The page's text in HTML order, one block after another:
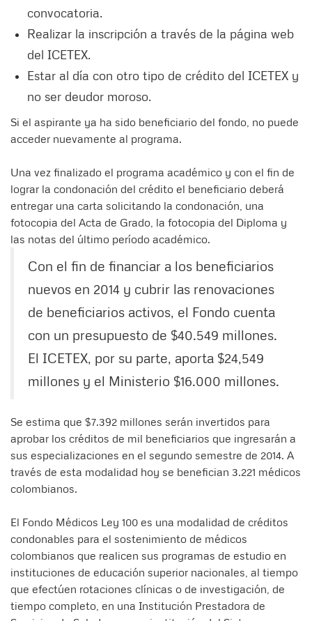
convocatoria.
Realizar la inscripción a través de la página web
del ICETEX.
Estar al día con otro tipo de crédito del ICETEX y
no ser deudor moroso.
Si el aspirante ya ha sido beneficiario del fondo, no puede
acceder nuevamente al programa.
Una vez finalizado el programa académico y con el fin de
lograr la condonación del crédito el beneficiario deberá
entregar una carta solicitando la condonación, una
fotocopia del Acta de Grado, la fotocopia del Diploma y
las notas del último período académico.
Con el fin de financiar a los beneficiarios
nuevos en 2014 y cubrir las renovaciones
de beneficiarios activos, el Fondo cuenta
con un presupuesto de $40.549 millones.
El ICETEX, por su parte, aporta $24,549
millones y el Ministerio $16.000 millones.
Se estima que $7.392 millones serán invertidos para
aprobar los créditos de mil beneficiarios que ingresarán a
sus especializaciones en el segundo semestre de 2014. A
través de esta modalidad hoy se benefician 3.221 médicos
colombianos.
El Fondo Médicos Ley 100 es una modalidad de créditos
condonables para el sostenimiento de médicos
colombianos que realicen sus programas de estudio en
instituciones de educación superior nacionales, al tiempo
que efectúen rotaciones clínicas o de investigación, de
tiempo completo, en una Institución Prestadora de